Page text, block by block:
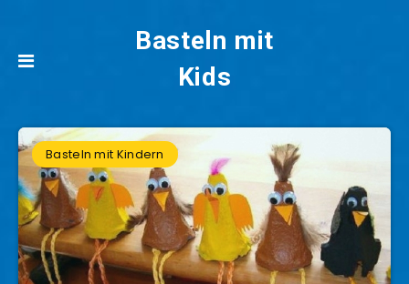
Basteln mit
Kids
Basteln mit Kindern